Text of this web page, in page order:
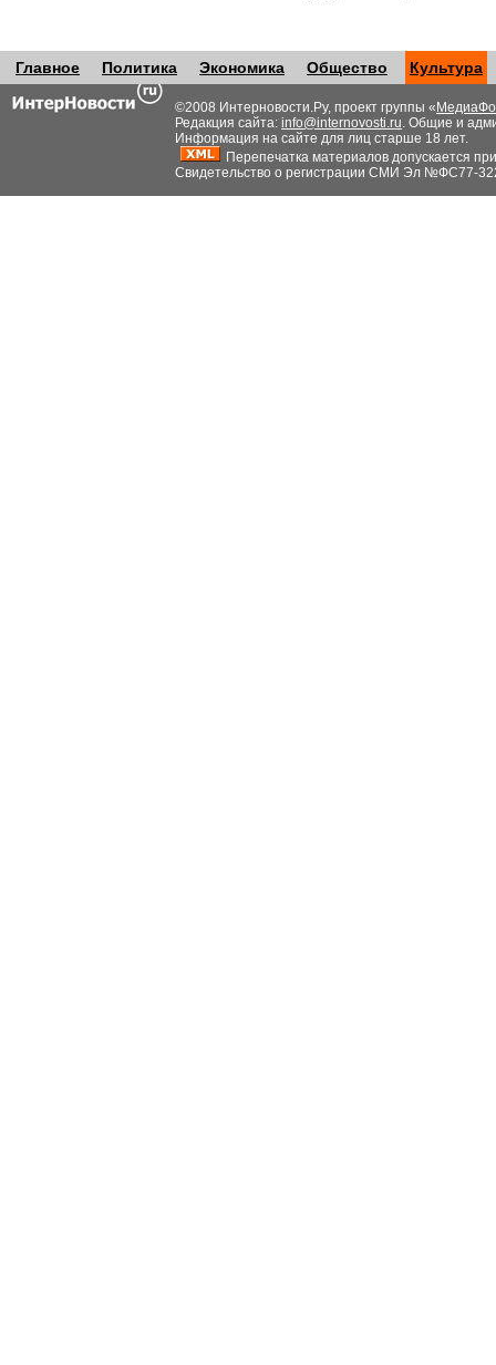
Главное Политика Экономика Общество Культура
©2008 Интерновости.Ру, проект группы «
Редакция сайта: info@internovosti.ru. Общие и
Информация на сайте для лиц старше 18 лет.
Перепечатка материалов допускается
Свидетельство о регистрации СМИ Эл №ФС77-